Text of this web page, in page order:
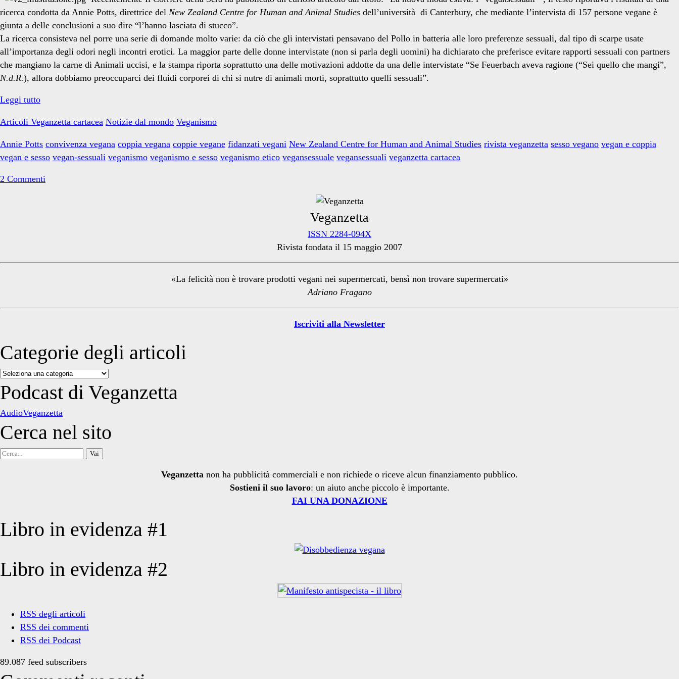
ricerca condotta da Annie Potts, direttrice del New Zealand Centre for Human and Animal Studies dell’università di Canterbury, che mediante l’intervista di 157 persone vegane è
giunta a delle conclusioni a suo dire “l’hanno lasciata di stucco”.
La ricerca consisteva nel porre una serie di domande molto varie: da ciò che gli intervistati pensavano del Pollo in batteria alle loro preferenze sessuali, dal tipo di scarpe usate
all’importanza degli odori negli incontri erotici. La maggior parte delle donne intervistate (non si parla degli uomini) ha dichiarato che preferisce evitare rapporti sessuali con partners
che mangiano la carne di Animali uccisi, e la stampa riporta soprattutto una delle motivazioni addotte da una delle intervistate “Se Feuerbach aveva ragione (“Sei quello che mangi”,
N.d.R.), allora dobbiamo preoccuparci dei fluidi corporei di chi si nutre di animali morti, soprattutto quelli sessuali”.
Leggi tuttoA
con
Articoli Veganzetta cartacea Notizie dal mondo Veganismo
Annie Potts convivenza vegana coppia vegana coppie vegane fidanzati vegani New Zealand Centre for Human and Animal Studies rivista veganzetta sesso vegano vegan e coppia
vegan e sesso vegan-sessuali veganismo veganismo e sesso veganismo etico vegansessuale vegansessuali veganzetta cartacea
2 Commenti
Sidebar
Veganzetta
ISSN 2284-094X
Rivista fondata il 15 maggio 2007
«La felicità non è trovare prodotti vegani nei supermercati, bensì non trovare supermercati»
Adriano Fragano
Iscriviti alla Newsletter
Categorie degli articoli
Categorie
degli
articoli
Podcast di Veganzetta
AudioVeganzetta
Cerca nel sito
Cerca
Veganzetta non ha pubblicità commerciali e non richiede o riceve alcun finanziamento pubblico.
Sostieni il suo lavoro: un aiuto anche piccolo è importante.
FAI UNA DONAZIONE
Libro in evidenza #1
Libro in evidenza #2
RSS degli articoli
RSS dei commenti
RSS dei Podcast
89.087 feed subscribers